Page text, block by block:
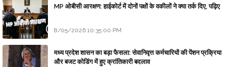
MP ओबीसी आरक्षण: हाईकोर्ट में दोनों पक्षों के वकीलों ने क्या तर्क दिए, पढ़िए
8/05/2026 10:35:00 PM
मध्य प्रदेश शासन का बड़ा फैसला: सेवानिवृत्त कर्मचारियों की पेंशन प्रक्रिया
और बजट कोडिंग में हुए क्रांतिकारी बदलाव